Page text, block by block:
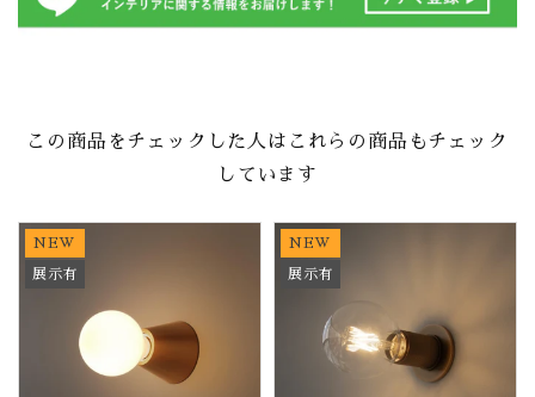
この商品をチェックした人はこれらの商品もチェック
しています
NEW
展示有
NEW
展示有